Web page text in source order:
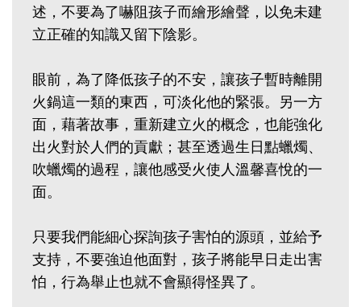
述，不要為了嚇阻孩子而繪形繪聲，以免未建
立正確的知識又留下陰影。
眼前，為了降低孩子的不安，讓孩子暫時離開
火鍋這一類的東西，可淡化他的緊張。另一方
面，藉著故事，重新建立火的概念，也能強化
出火對於人們的貢獻；甚至透過生日點蠟燭、
吹蠟燭的過程，讓他感受火使人溫馨喜悅的一
面。
只要我們能細心探詢孩子害怕的源頭，並給予
支持，不要強迫他面對，孩子將能早日走出害
怕，行為舉止也就不會顯得怪異了。